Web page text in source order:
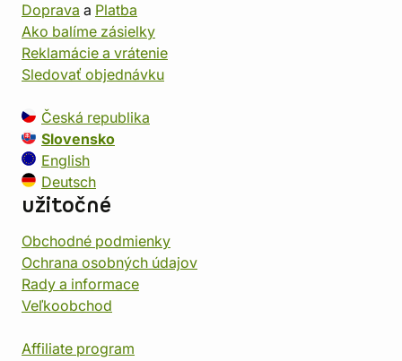
Doprava a Platba
Ako balíme zásielky
Reklamácie a vrátenie
Sledovať objednávku
Česká republika
Slovensko
English
Deutsch
užitočné
Obchodné podmienky
Ochrana osobných údajov
Rady a informace
Veľkoobchod
Affiliate program